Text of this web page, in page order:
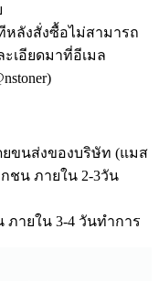
หลังสั่งซื้อไม่สามารถ
เอียดมาที่อีเมล
ขนส่งของบริษัท (แมส
ชน ภายใน 2-3วัน
ภายใน 3-4 วันทำการ